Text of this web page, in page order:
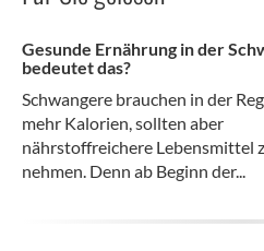
Gesunde Ernährung in der
bedeutet das?
Schwangere brauchen in der
mehr Kalorien, sollten aber
nährstoffreichere Lebensmittel
nehmen. Denn ab Beginn der...